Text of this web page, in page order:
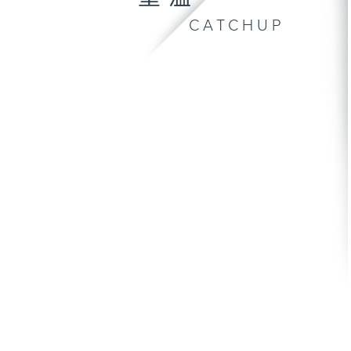
CATCHUP